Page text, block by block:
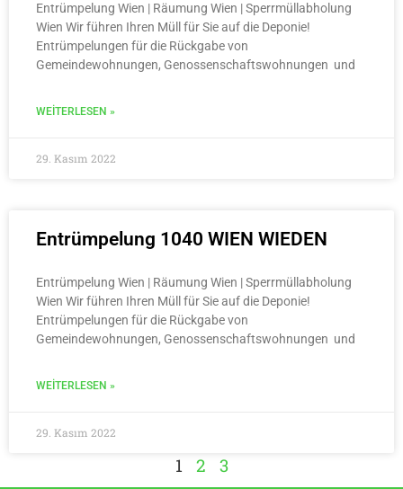
Entrümpelung Wien | Räumung Wien | Sperrmüllabholung
Wien Wir führen Ihren Müll für Sie auf die Deponie!
Entrümpelungen für die Rückgabe von
Gemeindewohnungen, Genossenschaftswohnungen und
WEITERLESEN »
29. Kasım 2022
Entrümpelung 1040 WIEN WIEDEN
Entrümpelung Wien | Räumung Wien | Sperrmüllabholung
Wien Wir führen Ihren Müll für Sie auf die Deponie!
Entrümpelungen für die Rückgabe von
Gemeindewohnungen, Genossenschaftswohnungen und
WEITERLESEN »
29. Kasım 2022
1 2 3